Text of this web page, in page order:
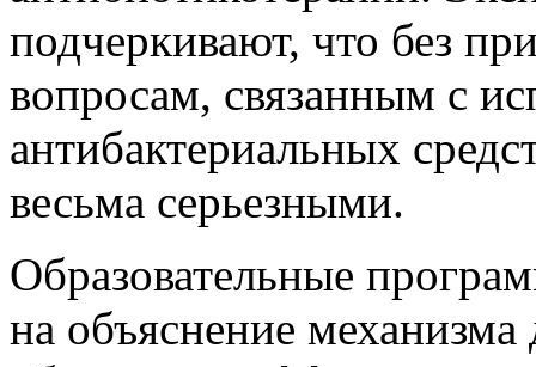
подчеркивают, что без
вопросам, связанным с
антибактериальных
весьма серьезными.
Образовательные
на объяснение механизма